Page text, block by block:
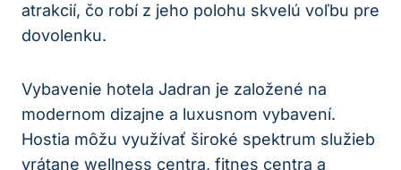
atrakcií, čo robí z jeho polohu skvelú voľbu pre
dovolenku.
Vybavenie hotela Jadran je založené na
modernom dizajne a luxusnom vybavení.
Hostia môžu využívať široké spektrum služieb
vrátane wellness centra, fitnes centra a